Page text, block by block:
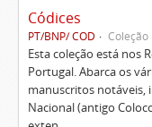
Códices
PT/BNP/ COD Coleção
Esta coleção está nos
Portugal. Abarca os
manuscritos notáveis,
Nacional (antigo